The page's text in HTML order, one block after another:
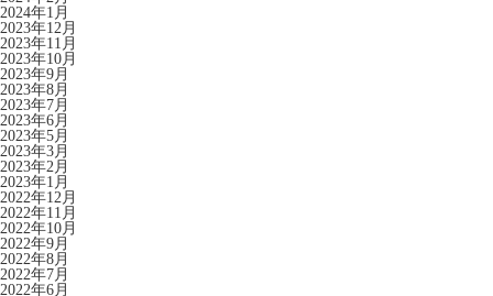
2024年1月
2023年12月
2023年11月
2023年10月
2023年9月
2023年8月
2023年7月
2023年6月
2023年5月
2023年3月
2023年2月
2023年1月
2022年12月
2022年11月
2022年10月
2022年9月
2022年8月
2022年7月
2022年6月